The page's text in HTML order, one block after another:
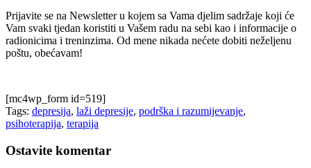
Prijavite se na Newsletter u kojem sa Vama djelim sadržaje koji će
Vam svaki tjedan koristiti u Vašem radu na sebi kao i informacije o
radionicima i treninzima. Od mene nikada nećete dobiti neželjenu
poštu, obećavam!
[mc4wp_form id=519]
Tags: depresija, laži depresije, podrška i razumijevanje,
psihoterapija, terapija
Ostavite komentar